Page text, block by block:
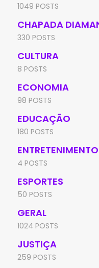
1049 POSTS
CHAPADA
330 POSTS
CULTURA
8 POSTS
ECONOMIA
98 POSTS
EDUCAÇÃO
180 POSTS
ENTRETENIMENTO
4 POSTS
ESPORTES
50 POSTS
GERAL
1024 POSTS
JUSTIÇA
259 POSTS